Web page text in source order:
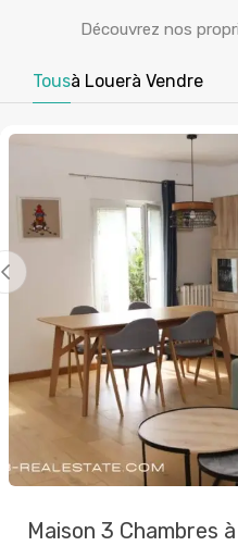
Découvrez nos
Tousà Louerà Vendre
Maison 3 Chambres